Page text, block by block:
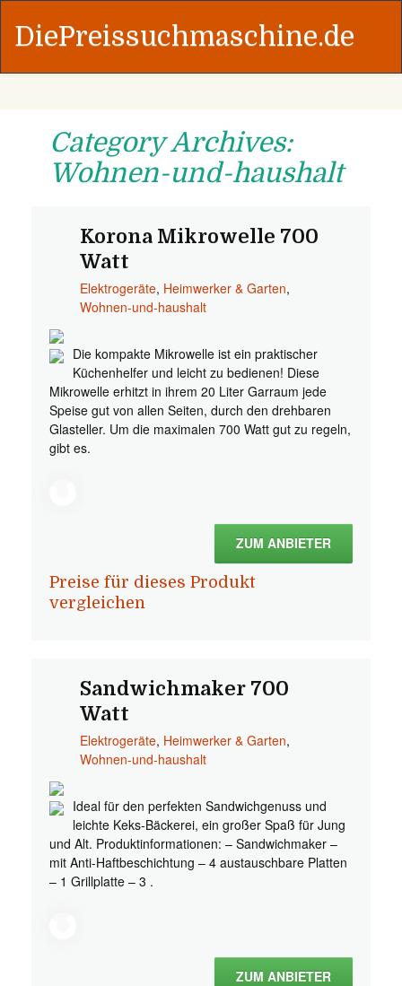
DiePreissuchmaschine.de
Category Archives:
Wohnen-und-haushalt
Korona Mikrowelle 700
Watt
Elektrogeräte, Heimwerker & Garten,
Wohnen-und-haushalt
Die kompakte Mikrowelle ist ein praktischer
Küchenhelfer und leicht zu bedienen! Diese
Mikrowelle erhitzt in ihrem 20 Liter Garraum jede
Speise gut von allen Seiten, durch den drehbaren
Glasteller. Um die maximalen 700 Watt gut zu regeln,
gibt es.
ZUM ANBIETER
Preise für dieses Produkt
vergleichen
Sandwichmaker 700
Watt
Elektrogeräte, Heimwerker & Garten,
Wohnen-und-haushalt
Ideal für den perfekten Sandwichgenuss und
leichte Keks-Bäckerei, ein großer Spaß für Jung
und Alt. Produktinformationen: – Sandwichmaker –
mit Anti-Haftbeschichtung – 4 austauschbare Platten
– 1 Grillplatte – 3 .
ZUM ANBIETER